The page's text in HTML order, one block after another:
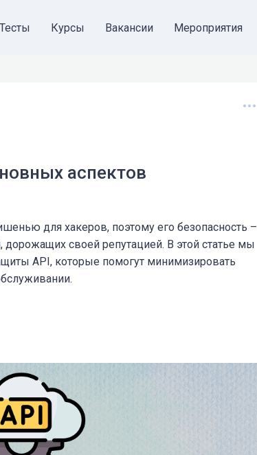
Тесты Курсы Вакансии Мероприятия
аспектов
для хакеров, поэтому его безопасность –
дорожащих своей репутацией. В этой статье мы
API, которые помогут минимизировать